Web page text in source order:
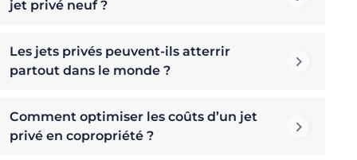
jet privé neuf ?
Les jets privés peuvent-ils atterrir
partout dans le monde ?
Comment optimiser les coûts d’un jet
privé en copropriété ?